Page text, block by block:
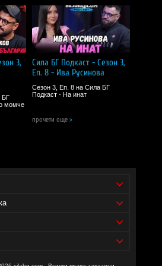
- И фудс ЕООД.
-
https://biotechusa.com/
5.0
метаболизма на мазнини,
по време на тренировка.
2025
5 седмици, което за мен е
3,
БГ
момче
Сила БГ Подкаст - Сезон 3,
Еп. 8 - Ива Русинова
Сезон 3, Еп. 8 на Сила БГ
Подкаст - На инат
прочети още >